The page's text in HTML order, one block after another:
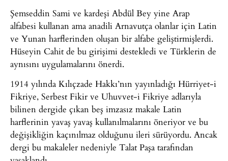
Şemseddin Sami ve kardeşi Abdül Bey yine Arap
alfabesi kullanan ama anadili Arnavutça olanlar için Latin
ve Yunan harflerinden oluşan bir alfabe geliştirmişlerdi.
Hüseyin Cahit de bu girişimi destekledi ve Türklerin de
aynısını uygulamalarını önerdi.
1914 yılında Kılıçzade Hakkı’nın yayınladığı Hürriyet-i
Fikriye, Serbest Fikir ve Uhuvvet-i Fikriye adlarıyla
bilinen dergide çıkan beş imzasız makale Latin
harflerinin yavaş yavaş kullanılmalarını öneriyor ve bu
değişikliğin kaçınılmaz olduğunu ileri sürüyordu. Ancak
dergi bu makaleler nedeniyle Talat Paşa tarafından